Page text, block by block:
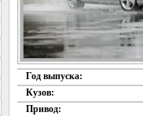
Год выпуска:
Кузов:
Привод: